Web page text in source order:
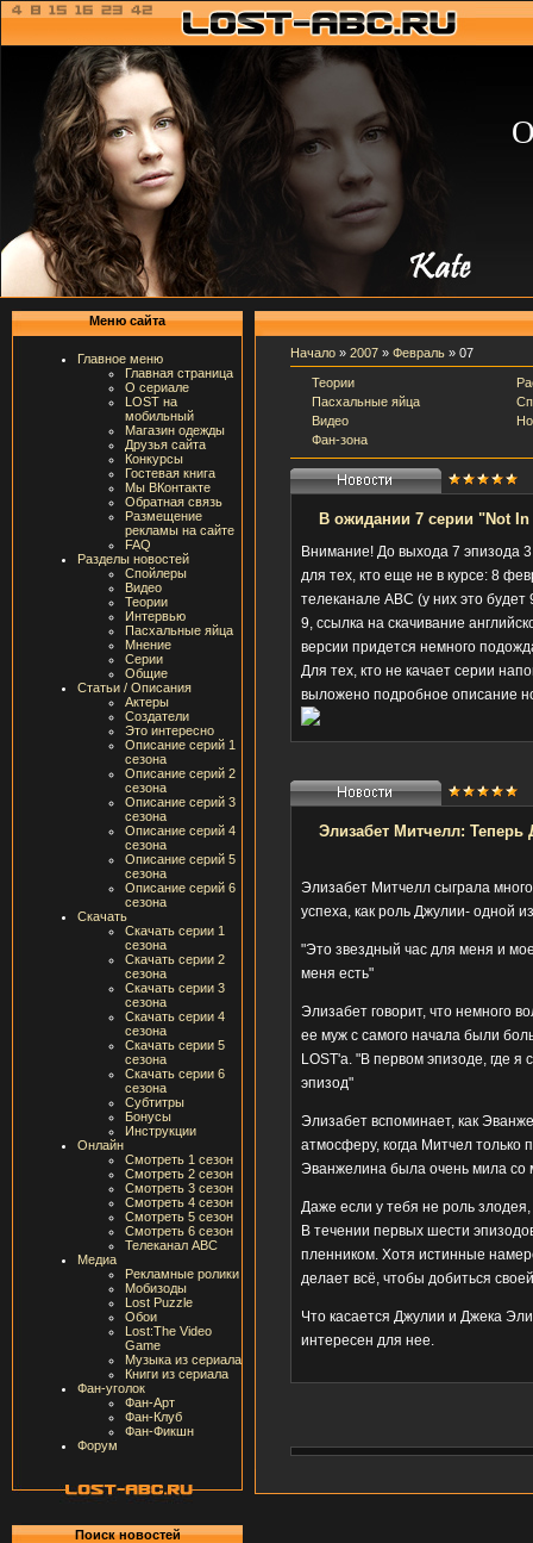
Меню сайта
Главное меню
Главная страница
О сериале
LOST на
мобильный
Магазин одежды
Друзья сайта
Конкурсы
Гостевая книга
Мы ВКонтакте
Обратная связь
Размещение
рекламы на сайте
FAQ
Разделы новостей
Спойлеры
Видео
Теории
Интервью
Пасхальные яйца
Мнение
Серии
Общие
Статьи / Описания
Актеры
Создатели
Это интересно
Описание серий 1
сезона
Описание серий 2
сезона
Описание серий 3
сезона
Описание серий 4
сезона
Описание серий 5
сезона
Описание серий 6
сезона
Скачать
Скачать серии 1
сезона
Скачать серии 2
сезона
Скачать серии 3
сезона
Скачать серии 4
сезона
Скачать серии 5
сезона
Скачать серии 6
сезона
Субтитры
Бонусы
Инструкции
Онлайн
Смотреть 1 сезон
Смотреть 2 сезон
Смотреть 3 сезон
Смотреть 4 сезон
Смотреть 5 сезон
Смотреть 6 сезон
Телеканал ABC
Медиа
Рекламные ролики
Мобизоды
Lost Puzzle
Обои
Lost:The Video
Game
Музыка из сериала
Книги из сериала
Фан-уголок
Фан-Арт
Фан-Клуб
Фан-Фикшн
Форум
Поиск новостей
Начало » 2007 » Февраль » 07
Теории
Пасхальные яйца
Видео
Фан-зона
В ожидании 7 серии "Not
Внимание! До выхода 7 эпизода
для тех, кто еще не в курсе: 8
телеканале АВС (у них это
9, ссылка на скачивание
версии придется немного
Для тех, кто не качает серии
выложено подробное описание
Элизабет Митчелл: Теперь
Элизабет Митчелл сыграла
успеха, как роль Джулии- одной
"Это звездный час для меня и
меня есть"
Элизабет говорит, что немного
ее муж с самого начала были
LOST'а. "В первом эпизоде, где
эпизод"
Элизабет вспоминает, как
атмосферу, когда Митчел только
Эванжелина была очень мила со
Даже если у тебя не роль
В течении первых шести
пленником. Хотя истинные
делает всё, чтобы добиться
Что касается Джулии и Джека
интересен для нее.